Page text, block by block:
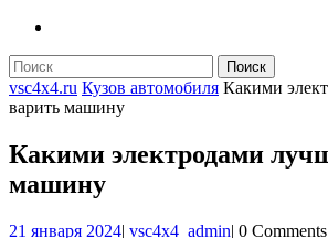
КНОПКА
Найти:
vsc4x4.ru Кузов автомобиля Какими
варить машину
Какими электродами
машину
21 января 202421
| vsc4x4_adminvsc4x4_admin
| 0 Comments